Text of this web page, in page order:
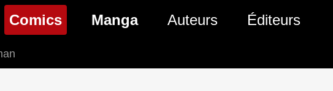
BD
Comics(page courante)
Nouveautés Comics
Manga Auteurs Éditeurs